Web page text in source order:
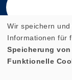
Cookie
Wir speichern
Informationen für
Speicherung
Funktionelle